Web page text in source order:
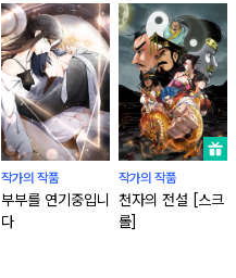
작가의 작품
부부를 연기중입니
다
작가의 작품
천자의 전설 [스크
롤]